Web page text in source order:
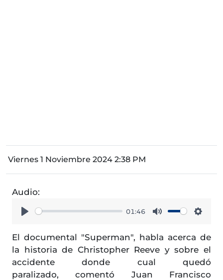
Viernes 1 Noviembre 2024 2:38 PM
Audio:
01:46
El documental "Superman", habla acerca de
la historia de Christopher Reeve y sobre el
accidente donde cual quedó
paralizado, comentó Juan Francisco